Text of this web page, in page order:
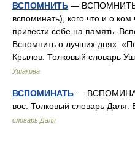
ВСПОМНИТЬ — ВСПОМНИТЬ,
вспоминать), кого что и о
привести себе на память.
Вспомнить о лучших днях.
Крылов. Толковый словарь
Ушакова
ВСПОМИНАТЬ —
вос. Толковый словарь
словарь Даля